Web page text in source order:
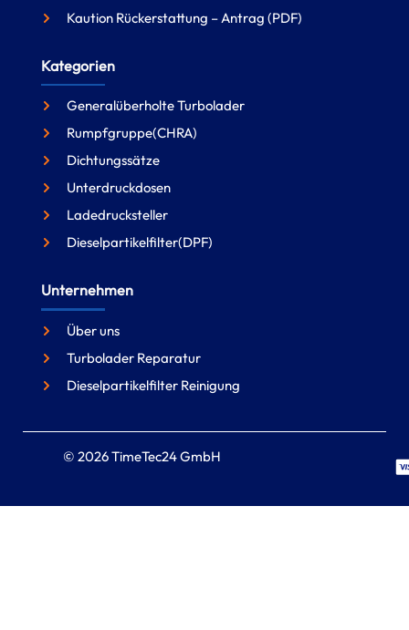
Kaution Rückerstattung – Antrag (PDF)
Kategorien
Generalüberholte Turbolader
Rumpfgruppe(CHRA)
Dichtungssätze
Unterdruckdosen
Ladedrucksteller
Dieselpartikelfilter(DPF)
Unternehmen
Über uns
Turbolader Reparatur
Dieselpartikelfilter Reinigung
© 2026 TimeTec24 GmbH